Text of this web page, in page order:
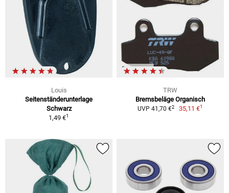
Louis
Seitenständerunterlage
Schwarz
1,49 €1
TRW
Bremsbeläge Organisch
UVP 41,70 €2 35,11 €1